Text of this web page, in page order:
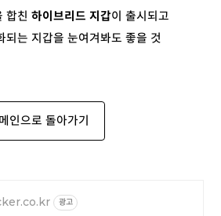
합친 하이브리드 지갑이 출시되고
되는 지갑을 눈여겨봐도 좋을 것
메인으로 돌아가기
광고